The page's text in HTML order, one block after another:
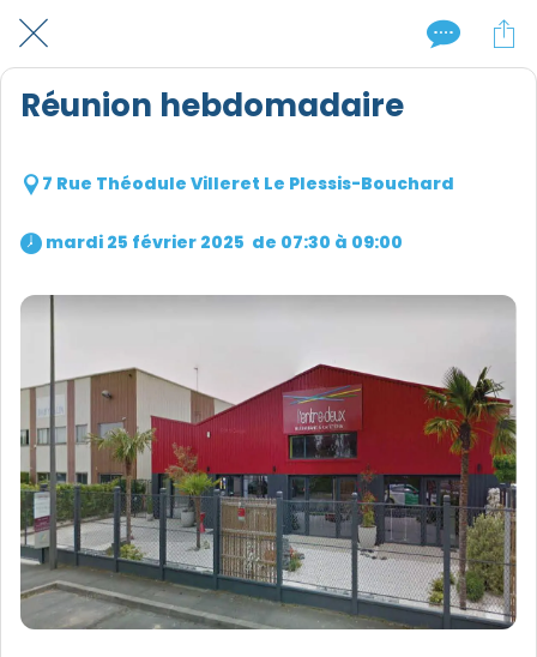
Réunion hebdomadaire
7 Rue Théodule Villeret Le Plessis-Bouchard
mardi 25 février 2025  de 07:30 à 09:00